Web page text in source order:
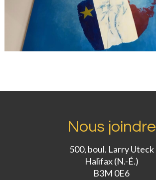
Nous joindre
500, boul. Larry Uteck
Halifax (N.-É.)
B3M 0E6